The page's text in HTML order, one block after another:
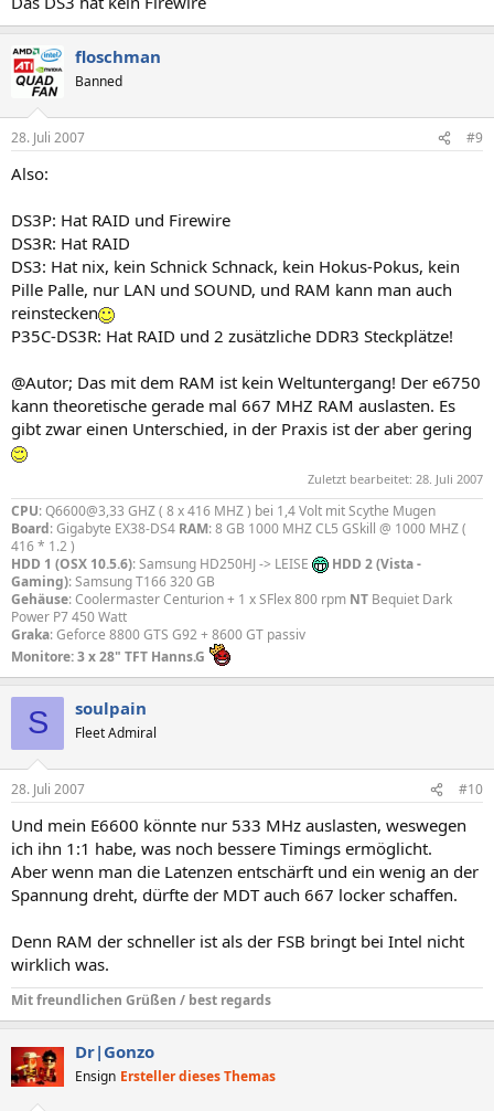
floschman
Banned
28. Juli 2007 #9
Also:
DS3P: Hat RAID und Firewire
DS3R: Hat RAID
DS3: Hat nix, kein Schnick Schnack, kein Hokus-Pokus, kein
Pille Palle, nur LAN und SOUND, und RAM kann man auch
reinstecken
P35C-DS3R: Hat RAID und 2 zusätzliche DDR3 Steckplätze!
@Autor; Das mit dem RAM ist kein Weltuntergang! Der e6750
kann theoretische gerade mal 667 MHZ RAM auslasten. Es
gibt zwar einen Unterschied, in der Praxis ist der aber gering
Zuletzt bearbeitet: 28. Juli 2007
CPU: Q6600@3,33 GHZ ( 8 x 416 MHZ ) bei 1,4 Volt mit Scythe Mugen
Board: Gigabyte EX38-DS4 RAM: 8 GB 1000 MHZ CL5 GSkill @ 1000 MHZ (
416 * 1.2 )
HDD 1 (OSX 10.5.6): Samsung HD250HJ -> LEISE
HDD 2 (Vista -
Gaming): Samsung T166 320 GB
Gehäuse: Coolermaster Centurion + 1 x SFlex 800 rpm NT Bequiet Dark
Power P7 450 Watt
Graka: Geforce 8800 GTS G92 + 8600 GT passiv
Monitore: 3 x 28" TFT Hanns.G
S soulpain
Fleet Admiral
28. Juli 2007 #10
Und mein E6600 könnte nur 533 MHz auslasten, weswegen
ich ihn 1:1 habe, was noch bessere Timings ermöglicht.
Aber wenn man die Latenzen entschärft und ein wenig an der
Spannung dreht, dürfte der MDT auch 667 locker schaffen.
Denn RAM der schneller ist als der FSB bringt bei Intel nicht
wirklich was.
Mit freundlichen Grüßen / best regards
Dr|Gonzo
Ensign Ersteller dieses Themas